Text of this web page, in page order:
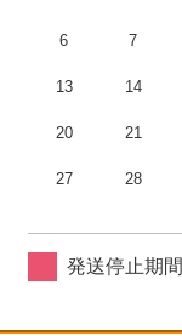
6 7
13 14
20 21
27 28
発送停止期間